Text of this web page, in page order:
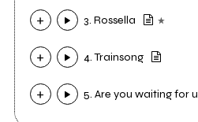
3. Rossella
4. Trainsong
5. Are you waiting for